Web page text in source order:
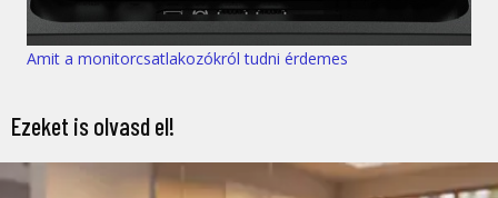
Amit a monitorcsatlakozókról tudni érdemes
Ezeket is olvasd el!